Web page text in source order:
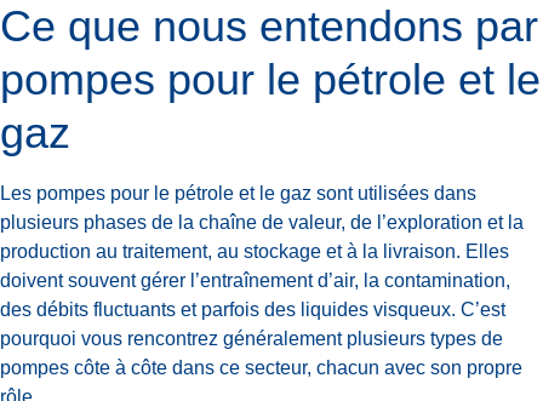
Ce que nous entendons par
pompes pour le pétrole et le
gaz
Les pompes pour le pétrole et le gaz sont utilisées dans
plusieurs phases de la chaîne de valeur, de l’exploration et la
production au traitement, au stockage et à la livraison. Elles
doivent souvent gérer l’entraînement d’air, la contamination,
des débits fluctuants et parfois des liquides visqueux. C’est
pourquoi vous rencontrez généralement plusieurs types de
pompes côte à côte dans ce secteur, chacun avec son propre